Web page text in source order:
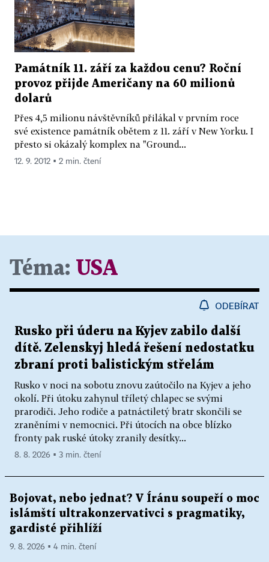
Památník 11. září za každou cenu? Roční
provoz přijde Američany na 60 milionů
dolarů
Přes 4,5 milionu návštěvníků přilákal v prvním roce
své existence památník obětem z 11. září v New Yorku. I
přesto si okázalý komplex na "Ground...
12. 9. 2012 ▪ 2 min. čtení
Téma: USA
ODEBÍRAT
Rusko při úderu na Kyjev zabilo další
dítě. Zelenskyj hledá řešení nedostatku
zbraní proti balistickým střelám
Rusko v noci na sobotu znovu zaútočilo na Kyjev a jeho
okolí. Při útoku zahynul tříletý chlapec se svými
prarodiči. Jeho rodiče a patnáctiletý bratr skončili se
zraněními v nemocnici. Při útocích na obce blízko
fronty pak ruské útoky zranily desítky...
8. 8. 2026 ▪ 3 min. čtení
Bojovat, nebo jednat? V Íránu soupeří o moc
islámští ultrakonzervativci s pragmatiky,
gardisté přihlíží
9. 8. 2026 ▪ 4 min. čtení